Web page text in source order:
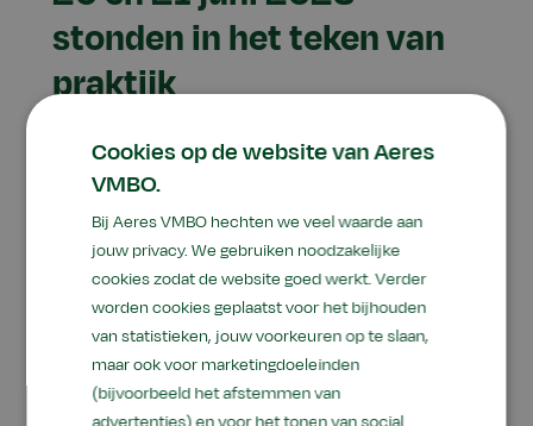
stonden in het teken van
praktijk
verrijkte bliksemstage geweest. Deze stages zijn
een extra kennismaking in een sector naar
keuze. Leerlingen zijn onder andere bij Aqua
Zoo, FFAnders Reclame, La Place, Kredietbank
Nederland en Cowhouse geweest.
Een ontzettend leuke en leerzame ochtend
waarbij onze leerlingen heel veel facetten van
Cookies op de website van Aeres
VMBO.
Bij Aeres VMBO hechten we veel waarde aan
jouw privacy. We gebruiken noodzakelijke
cookies zodat de website goed werkt. Verder
worden cookies geplaatst voor het bijhouden
van statistieken, jouw voorkeuren op te slaan,
maar ook voor marketingdoeleinden
(bijvoorbeeld het afstemmen van